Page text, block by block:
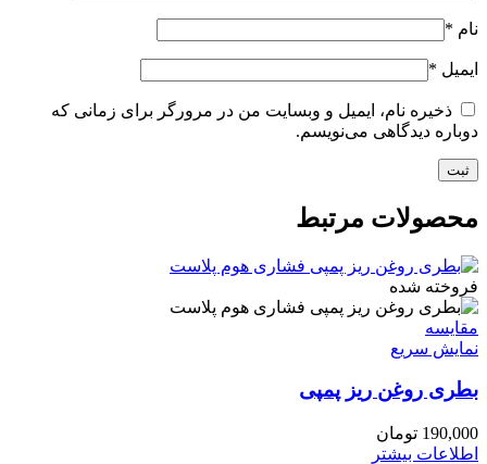
نام *
ایمیل *
ذخیره نام، ایمیل و وبسایت من در مرورگر برای زمانی که
دوباره دیدگاهی می‌نویسم.
محصولات مرتبط
فروخته شده
مقايسه
نمایش سریع
بطری روغن ریز پمپی
190,000 تومان
اطلاعات بیشتر